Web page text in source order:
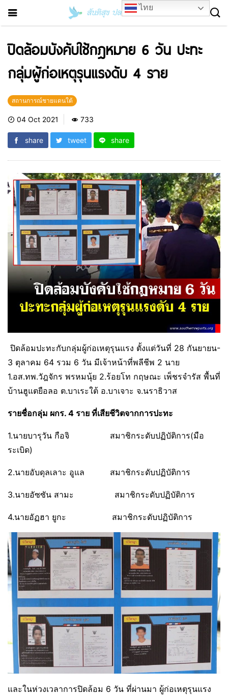
ปิดล้อมบังคับใช้กฎหมาย 6 วัน ปะทะ
กลุ่มผู้ก่อเหตุรุนแรงดับ 4 ราย
สถานการณ์ชายแดนใต้
04 Oct 2021 733
share tweet share
ปิดล้อมปะทะกับกลุ่มผู้ก่อเหตุรุนแรง ตั้งเเต่วันที่ 28 กันยายน-
3 ตุลาคม 64 รวม 6 วัน มีเจ้าหน้าที่พลีชีพ 2 นาย
1.อส.ทพ.วัฎจักร พรหมนุ้ย 2.ร้อยโท กฤษณะ เพ็ชรจำรัส พื้นที่
บ้านฮูแตยือลอ ต.บาเระใต้ อ.บาเจาะ จ.นราธิวาส
รายชื่อกลุ่ม ผกร. 4 ราย ที่เสียชีวิตจากการปะทะ
1.นายบารุวัน กือจิ สมาชิกระดับปฏิบัติการ(มือ
ระเบิด)
2.นายอับดุลเลาะ อูแล สมาชิกระดับปฏิบัติการ
3.นายอัซซัน สามะ สมาชิกระดับปฏิบัติการ
4.นายอัฏฮา ยูกะ สมาชิกระดับปฏิบัติการ
และในห่วงเวลาการปิดล้อม 6 วัน ที่ผ่านมา ผู้ก่อเหตุรุนแรง
ไทย